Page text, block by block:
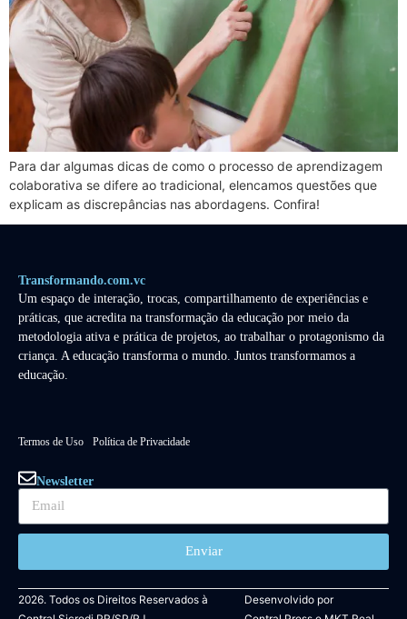
Para dar algumas dicas de como o processo de aprendizagem
colaborativa se difere ao tradicional, elencamos questões que
explicam as discrepâncias nas abordagens. Confira!
Transformando.com.vc
Um espaço de interação, trocas, compartilhamento de experiências e
práticas, que acredita na transformação da educação por meio da
metodologia ativa e prática de projetos, ao trabalhar o protagonismo da
criança. A educação transforma o mundo. Juntos transformamos a
educação.
Termos de Uso Política de Privacidade
Newsletter
Enviar
2026. Todos os Direitos Reservados à
Desenvolvido por